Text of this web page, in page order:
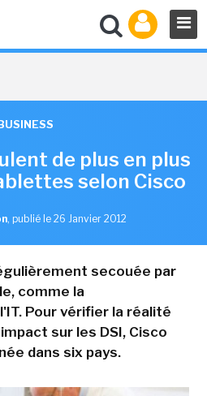
de plus en plus
selon Cisco
, publié le 26 Janvier 2012
secouée par
comme la
Pour vérifier la réalité
sur les DSI, Cisco
dans six pays.